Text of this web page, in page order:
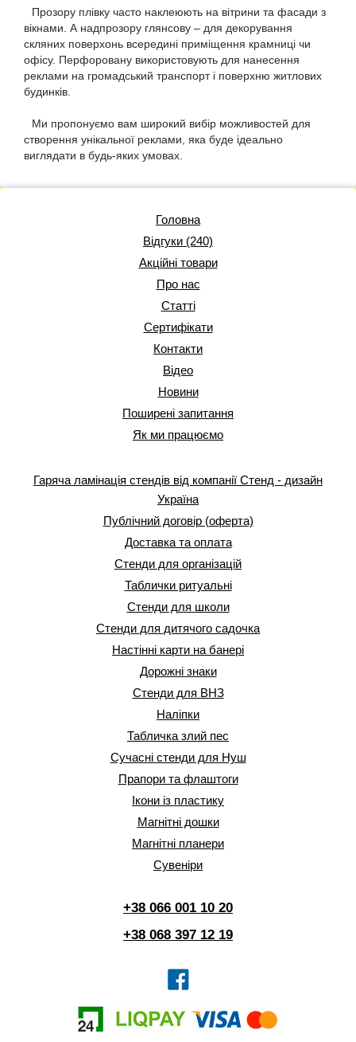
Прозору плівку часто наклеюють на вітрини та фасади з
вікнами. А надпрозору глянсову – для декорування
скляних поверхонь всередині приміщення крамниці чи
офісу. Перфоровану використовують для нанесення
реклами на громадський транспорт і поверхню житлових
будинків.
Ми пропонуємо вам широкий вибір можливостей для
створення унікальної реклами, яка буде ідеально
виглядати в будь-яких умовах.
Головна
Відгуки (240)
Акційні товари
Про нас
Статті
Сертифікати
Контакти
Відео
Новини
Поширені запитання
Як ми працюємо
Гаряча ламінація стендів від компанії Стенд - дизайн
Україна
Публічний договір (оферта)
Доставка та оплата
Стенди для організацій
Таблички ритуальні
Стенди для школи
Стенди для дитячого садочка
Настінні карти на банері
Дорожні знаки
Стенди для ВНЗ
Наліпки
Табличка злий пес
Сучасні стенди для Нуш
Прапори та флаштоги
Ікони із пластику
Магнітні дошки
Магнітні планери
Сувеніри
+38 066 001 10 20
+38 068 397 12 19